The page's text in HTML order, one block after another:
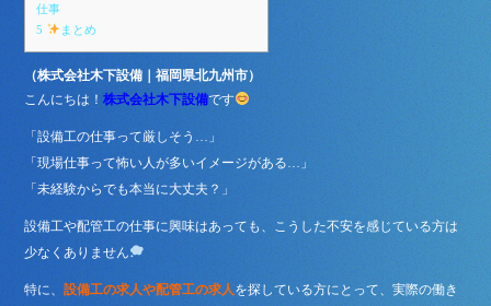
仕事
5
まとめ
（株式会社木下設備｜福岡県北九州市）
こんにちは！株式会社木下設備です
「設備工の仕事って厳しそう…」
「現場仕事って怖い人が多いイメージがある…」
「未経験からでも本当に大丈夫？」
設備工や配管工の仕事に興味はあっても、こうした不安を感じている方は
少なくありません
特に、設備工の求人や配管工の求人を探している方にとって、実際の働き